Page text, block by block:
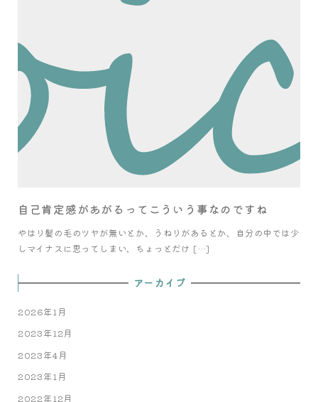
自己肯定感があがるってこういう事なのですね
やはり髪の毛のツヤが無いとか、うねりがあるとか、自分の中では少
しマイナスに思ってしまい、ちょっとだけ […]
アーカイブ
2026年1月
2023年12月
2023年4月
2023年1月
2022年12月